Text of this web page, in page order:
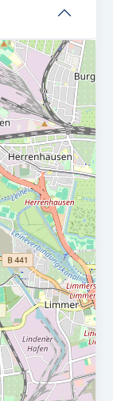
eng mit der
den
zur
als
Sie bereits
Sie
haben
DATEV